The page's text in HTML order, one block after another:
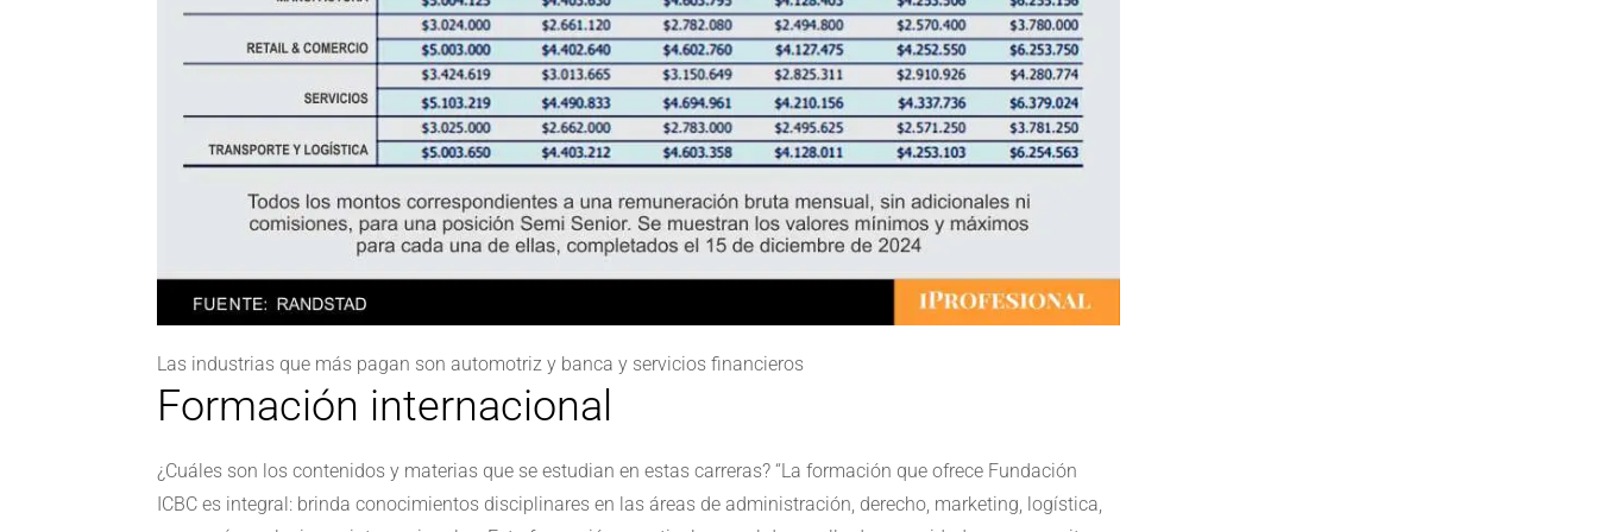
Las industrias que más pagan son automotriz y banca y servicios financieros
Formación internacional
¿Cuáles son los contenidos y materias que se estudian en estas carreras? “La formación que ofrece Fundación
ICBC es integral: brinda conocimientos disciplinares en las áreas de administración, derecho, marketing, logística,